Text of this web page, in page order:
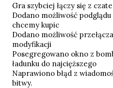
Gra szybciej łączy się z
Dodano możliwość
chcemy kupic
Dodano możliwość
modyfikacji
Posegregowano okno z
ładunku do najcięższego
Naprawiono błąd z
bitwy.